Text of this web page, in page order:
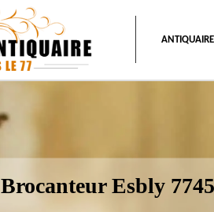
Brocanteur Esbly